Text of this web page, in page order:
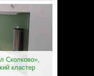
Сколково»,
кластер